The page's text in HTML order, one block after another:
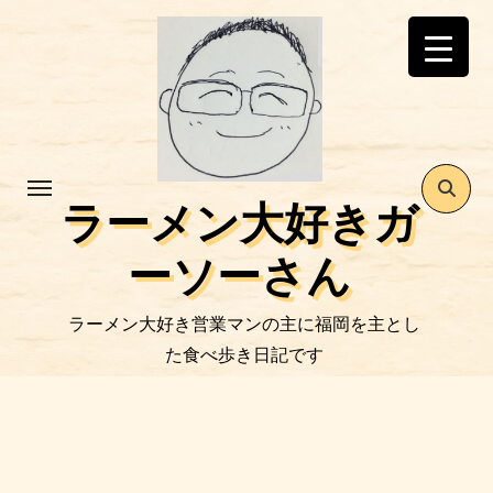
ラーメン大好きガ
ーソーさん
ラーメン大好き営業マンの主に福岡を主とし
た食べ歩き日記です